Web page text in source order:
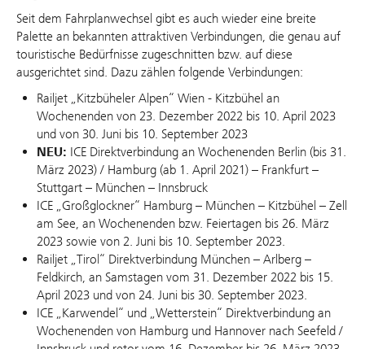
Seit dem Fahrplanwechsel gibt es auch wieder eine breite
Palette an bekannten attraktiven Verbindungen, die genau auf
touristische Bedürfnisse zugeschnitten bzw. auf diese
ausgerichtet sind. Dazu zählen folgende Verbindungen:
Railjet „Kitzbüheler Alpen“ Wien - Kitzbühel an
Wochenenden von 23. Dezember 2022 bis 10. April 2023
und von 30. Juni bis 10. September 2023
NEU: ICE Direktverbindung an Wochenenden Berlin (bis 31.
März 2023) / Hamburg (ab 1. April 2021) – Frankfurt –
Stuttgart – München – Innsbruck
ICE „Großglockner“ Hamburg – München – Kitzbühel – Zell
am See, an Wochenenden bzw. Feiertagen bis 26. März
2023 sowie von 2. Juni bis 10. September 2023.
Railjet „Tirol“ Direktverbindung München – Arlberg –
Feldkirch, an Samstagen vom 31. Dezember 2022 bis 15.
April 2023 und von 24. Juni bis 30. September 2023.
ICE „Karwendel“ und „Wetterstein“ Direktverbindung an
Wochenenden von Hamburg und Hannover nach Seefeld /